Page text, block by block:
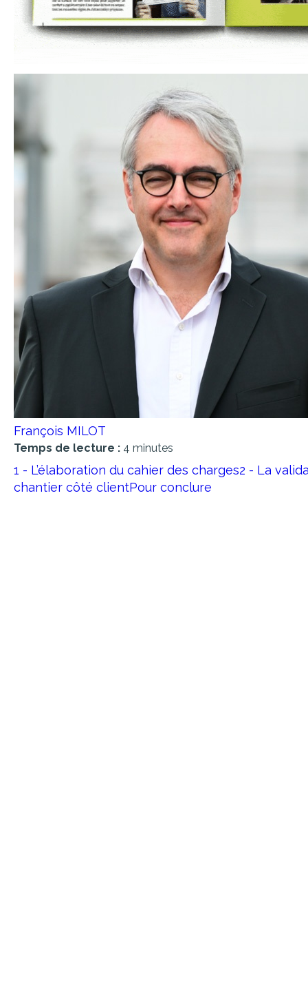
François MILOT
Temps de lecture : 4 minutes
1 - L’élaboration du cahier des charges2 - La
chantier côté clientPour conclure